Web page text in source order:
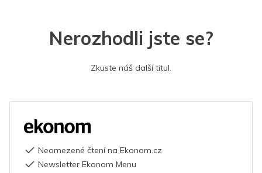
Nerozhodli jste se?
Zkuste náš další titul.
Neomezené čtení na Ekonom.cz
Newsletter Ekonom Menu